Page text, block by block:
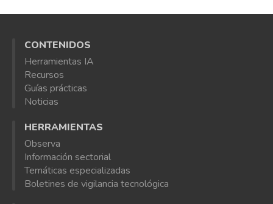
CONTENIDOS
Herramientas IA
Recursos
Guías prácticas
Noticias
HERRAMIENTAS
Observa
Información sectorial
Temáticas especializadas
Boletines de vigilancia tecnológica